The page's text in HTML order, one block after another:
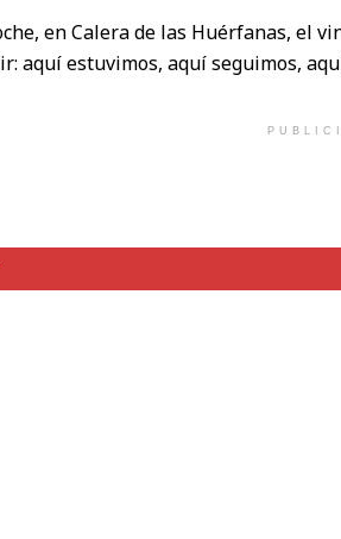
en Calera de las Huérfanas, el
aquí estuvimos, aquí seguimos,